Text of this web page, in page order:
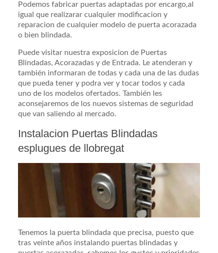
Podemos fabricar puertas adaptadas por encargo,al
igual que realizarar cualquier modificacion y
reparacion de cualquier modelo de puerta acorazada
o bien blindada.
Puede visitar nuestra exposicion de Puertas
Blindadas, Acorazadas y de Entrada. Le atenderan y
también informaran de todas y cada una de las dudas
que pueda tener y podra ver y tocar todos y cada
uno de los modelos ofertados. También les
aconsejaremos de los nuevos sistemas de seguridad
que van saliendo al mercado.
Instalacion Puertas Blindadas
esplugues de llobregat
Tenemos la puerta blindada que precisa, puesto que
tras veinte años instalando puertas blindadas y